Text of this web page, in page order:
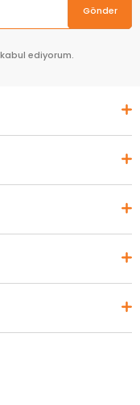
Gönder
kabul ediyorum.